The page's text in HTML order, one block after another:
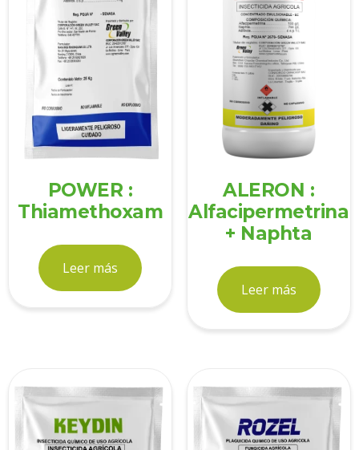
POWER :
Thiamethoxam
Leer más
ALERON :
Alfacipermetrina
+ Naphta
Leer más